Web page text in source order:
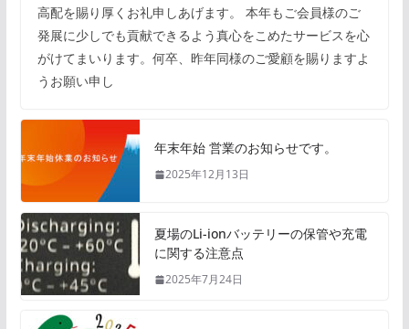
高配を賜り厚くお礼申しあげます。 本年もご会員様のご
発展に少しでも貢献できるよう真心をこめたサービスを心
がけてまいります。何卒、昨年同様のご愛顧を賜りますよ
うお願い申し
年末年始 営業のお知らせです。
2025年12月13日
夏場のLi-ionバッテリーの保管や充電
に関する注意点
2025年7月24日